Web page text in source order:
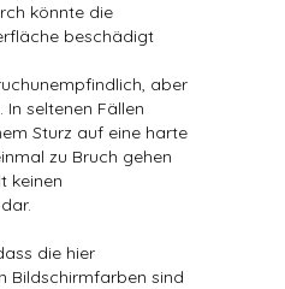
könnte die
beschädigt
aber
seltenen Fällen
Sturz auf eine harte
zu Bruch gehen
keinen
die hier
Bildschirmfarben sind